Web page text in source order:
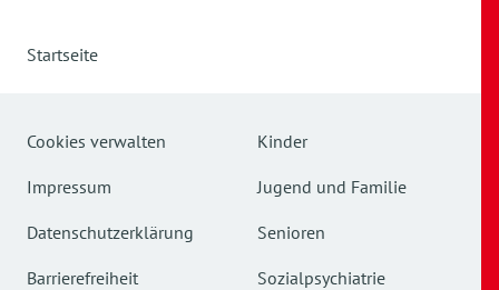
Startseite
Cookies verwalten
Impressum
Datenschutzerklärung
Barrierefreiheit
Kinder
Jugend und Familie
Senioren
Sozialpsychiatrie